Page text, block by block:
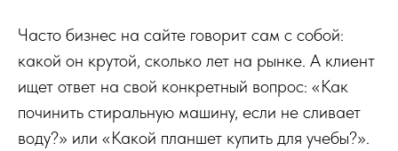
Часто бизнес на сайте говорит сам с собой:
какой он крутой, сколько лет на рынке. А клиент
ищет ответ на свой конкретный вопрос: «Как
починить стиральную машину, если не сливает
воду?» или «Какой планшет купить для учебы?».